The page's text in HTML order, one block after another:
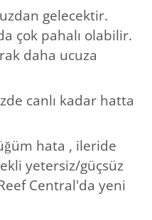
gelecektir.
çok pahalı olabilir.
daha ucuza
canlı kadar hatta
hata , ileride
yetersiz/güçsüz
Central'da yeni